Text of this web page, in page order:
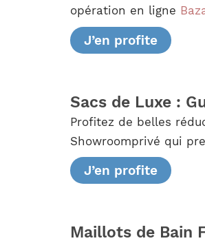
opération en ligne
J’en profite
Sacs de Luxe :
Profitez de belles
Showroomprivé qui
J’en profite
Maillots de Bain